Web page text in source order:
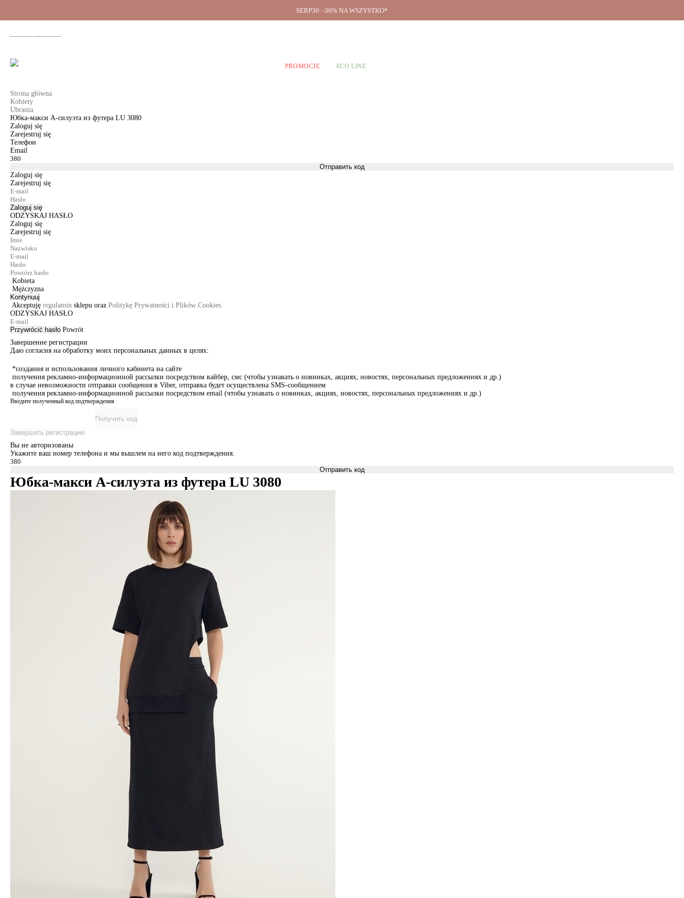
SERP30: -30% NA WSZYSTKO*
PROMOCJE ECO LINE
Strona główna
Kobiety
Ubrania
Юбка-макси А-силуэта из футера LU 3080
Zaloguj się
Zarejestruj się
Телефон
Email
Отправить код
Zaloguj się
Zarejestruj się
Zaloguj się
ODZYSKAJ HASŁO
Zaloguj się
Zarejestruj się
Kobieta
Mężczyzna
Kontynuuj
Akceptuję regulamin sklepu oraz Politykę Prywatności i Plików Cookies.
ODZYSKAJ HASŁO
Przywrócić hasło Powrót
Завершение регистрации
Даю согласия на обработку моих персональных данных в целях:
*создания и использования личного кабинета на сайте
получения рекламно-информационной рассылки посредством вайбер, смс (чтобы узнавать о новинках, акциях, новостях, персональных предложениях и др.)
в случае невозможности отправки сообщения в Viber, отправка будет осуществлена SMS-сообщением
получения рекламно-информационной рассылки посредством email (чтобы узнавать о новинках, акциях, новостях, персональных предложениях и др.)
Введите полученный код подтверждения
Получить код
Завершить регистрацию
Вы не авторизованы
Укажите ваш номер телефона и мы вышлем на него код подтверждения.
Отправить код
Юбка-макси А-силуэта из футера LU 3080